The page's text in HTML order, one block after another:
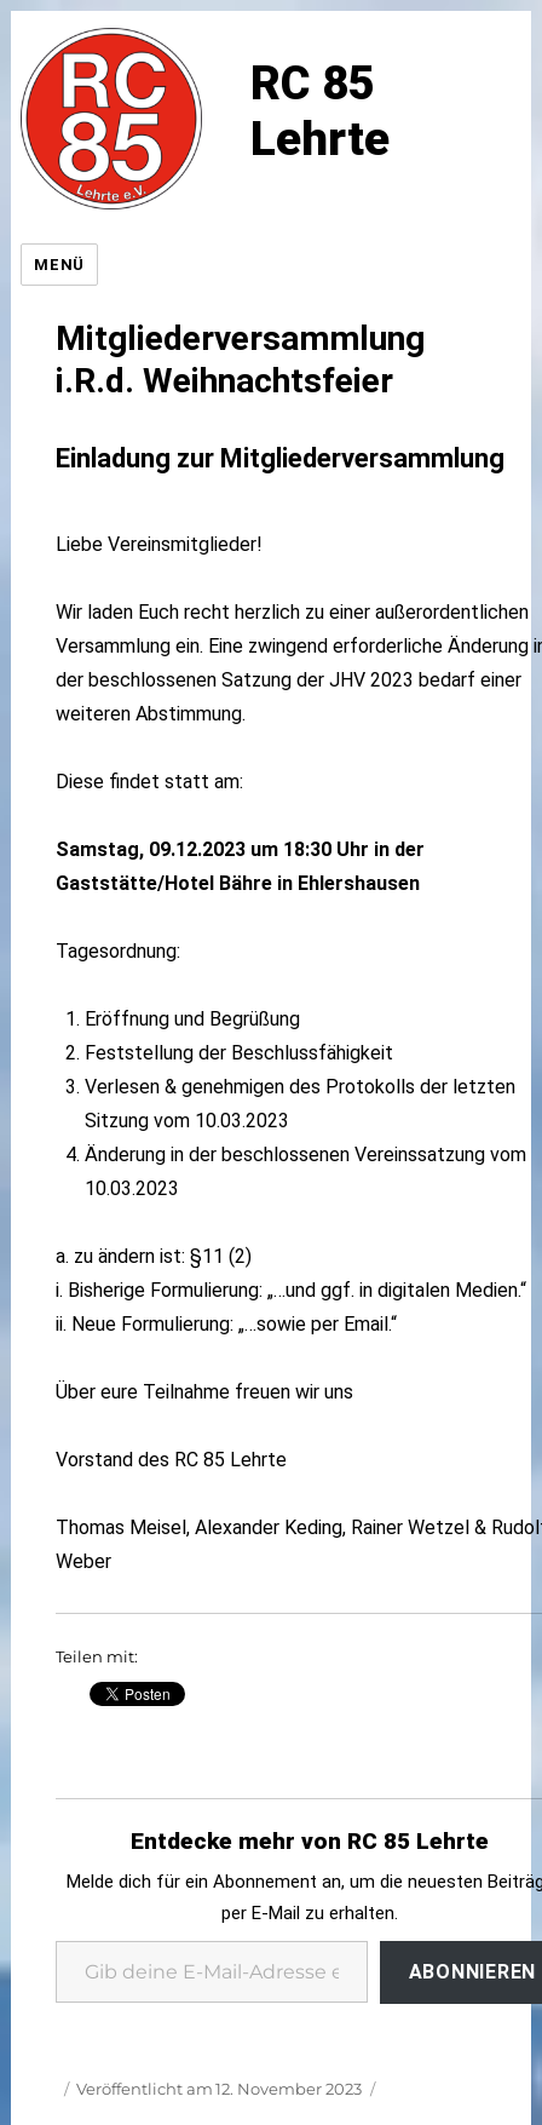
RC 85
Lehrte
MENÜ
Mitgliederversammlung
i.R.d. Weihnachtsfeier
Einladung zur Mitgliederversammlung
Liebe Vereinsmitglieder!
Wir laden Euch recht herzlich zu einer außerordentlichen
Versammlung ein. Eine zwingend erforderliche Änderung
der beschlossenen Satzung der JHV 2023 bedarf einer
weiteren Abstimmung.
Diese findet statt am:
Samstag, 09.12.2023 um 18:30 Uhr in der
Gaststätte/Hotel Bähre in Ehlershausen
Tagesordnung:
Eröffnung und Begrüßung
Feststellung der Beschlussfähigkeit
Verlesen & genehmigen des Protokolls der letzten
Sitzung vom 10.03.2023
Änderung in der beschlossenen Vereinssatzung vom
10.03.2023
a. zu ändern ist: §11 (2)
i. Bisherige Formulierung: „…und ggf. in digitalen Medien.“
ii. Neue Formulierung: „…sowie per Email.“
Über eure Teilnahme freuen wir uns
Vorstand des RC 85 Lehrte
Thomas Meisel, Alexander Keding, Rainer Wetzel &
Weber
Teilen mit:
Entdecke mehr von RC 85 Lehrte
Melde dich für ein Abonnement an, um die neuesten
per E-Mail zu erhalten.
Gib deine E-Mail-Adresse ein ...
ABONNIEREN
Autor
Veröffentlicht am12. November 2023